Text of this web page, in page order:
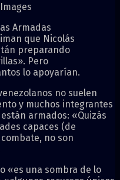
Armadas
que Nicolás
preparando
Pero
lo apoyarían.
no suelen
y muchos integrantes
armados: «Quizás
capaces (de
no son
«es una sombra de lo